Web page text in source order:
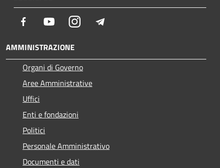
Facebook YoutubeInstagram
AMMINISTRAZIONE
Organi di Governo
Aree Amministrative
Uffici
Enti e fondazioni
Politici
Personale Amministrativo
Documenti e dati